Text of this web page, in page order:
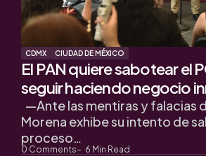
CDMX CIUDAD DE MÉXICO
El PAN quiere sabotear el
seguir haciendo negocio
0 Comments 6 Min Read
—Ante las mentiras y falacias
Morena exhibe su intento de
proceso…